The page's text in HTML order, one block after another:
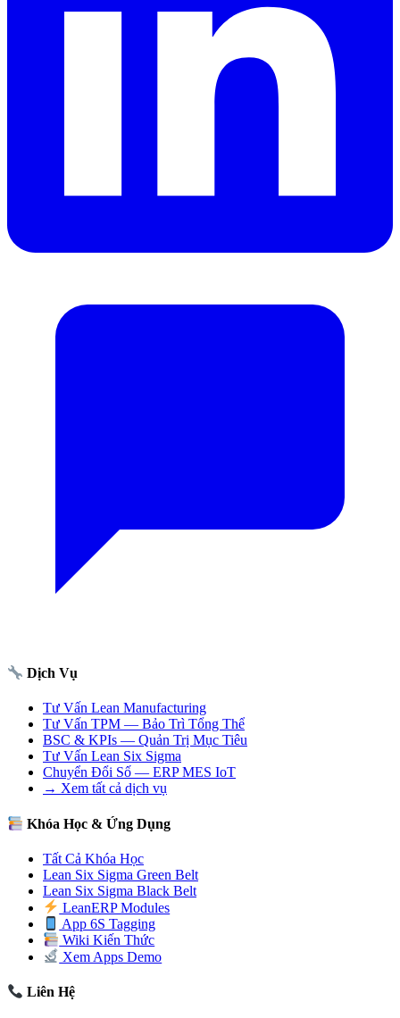
Dịch Vụ
Tư Vấn Lean Manufacturing
Tư Vấn TPM — Bảo Trì Tổng Thể
BSC & KPIs — Quản Trị Mục Tiêu
Tư Vấn Lean Six Sigma
Chuyển Đổi Số — ERP MES IoT
→ Xem tất cả dịch vụ
Khóa Học & Ứng Dụng
Tất Cả Khóa Học
Lean Six Sigma Green Belt
Lean Six Sigma Black Belt
LeanERP Modules
App 6S Tagging
Wiki Kiến Thức
Xem Apps Demo
Liên Hệ